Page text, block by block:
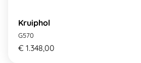
Kruiphol
G570
€ 1.348,00